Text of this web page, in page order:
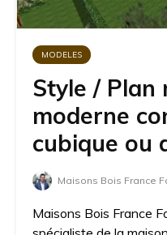
MODELES
Style / Plan
moderne
cubique ou
Maisons Bois France
Maisons Bois France